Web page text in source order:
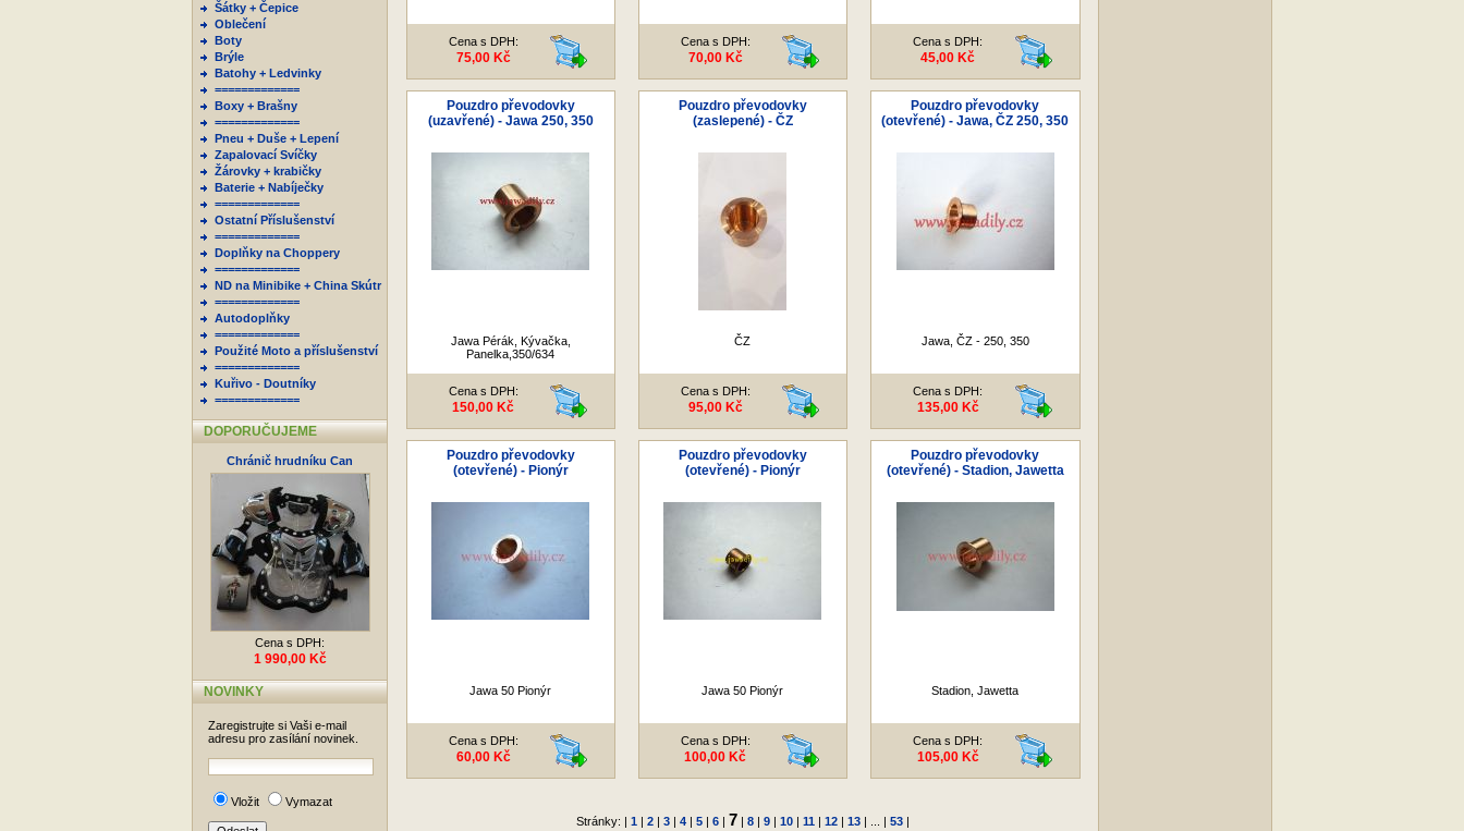
Šátky + Čepice
Oblečení
Boty
Brýle
Batohy + Ledvinky
=============
Boxy + Brašny
=============
Pneu + Duše + Lepení
Zapalovací Svíčky
Žárovky + krabičky
Baterie + Nabíječky
=============
Ostatní Příslušenství
=============
Doplňky na Choppery
=============
ND na Minibike + China Skútr
=============
Autodoplňky
=============
Použité Moto a příslušenství
=============
Kuřivo - Doutníky
=============
DOPORUČUJEME
Chránič hrudníku Can
Cena s DPH:
1 990,00 Kč
NOVINKY
Zaregistrujte si Vaši e-mail
adresu pro zasílání novinek.
Vložit Vymazat
Cena s DPH:
75,00 Kč
Cena s DPH:
70,00 Kč
Cena s DPH:
45,00 Kč
Pouzdro převodovky
(uzavřené) - Jawa 250, 350
Jawa Pérák, Kývačka,
Panelka,350/634
Cena s DPH:
150,00 Kč
Pouzdro převodovky
(zaslepené) - ČZ
ČZ
Cena s DPH:
95,00 Kč
Pouzdro převodovky
(otevřené) - Jawa, ČZ 250, 350
Jawa, ČZ - 250, 350
Cena s DPH:
135,00 Kč
Pouzdro převodovky
(otevřené) - Pionýr
Jawa 50 Pionýr
Cena s DPH:
60,00 Kč
Pouzdro převodovky
(otevřené) - Pionýr
Jawa 50 Pionýr
Cena s DPH:
100,00 Kč
Pouzdro převodovky
(otevřené) - Stadion, Jawetta
Stadion, Jawetta
Cena s DPH:
105,00 Kč
Stránky: | 1 | 2 | 3 | 4 | 5 | 6 | 7 | 8 | 9 | 10 | 11 | 12 | 13 | ... | 53 |